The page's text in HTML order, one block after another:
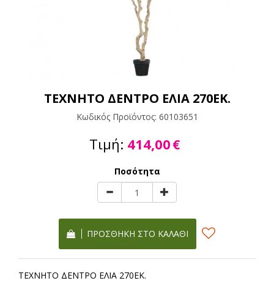
ΤΕΧΝΗΤΟ ΔΕΝΤΡΟ ΕΛΙΑ 270ΕΚ.
Κωδικός Προϊόντος: 60103651
Τιμή: 414,00€
Ποσότητα
ΠΡΟΣΘΉΚΗ ΣΤΟ ΚΑΛΆΘΙ
ΤΕΧΝΗΤΟ ΔΕΝΤΡΟ ΕΛΙΑ 270ΕΚ.